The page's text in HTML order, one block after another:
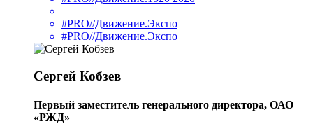
#PRO//Движение.Экспо
#PRO//Движение.Экспо
Сергей Кобзев
Первый заместитель генерального директора, ОАО
«РЖД»